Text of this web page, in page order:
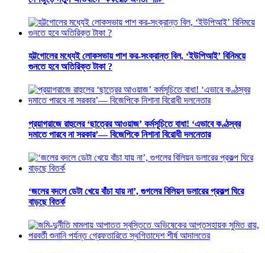
হট্টগোলের মধ্যেই লোকসভায় পাশ কর-সংক্রান্ত বিল, ‘ইউপিআই’ বিনিময়ে
গুনতে হবে অতিরিক্ত টাকা ?
প্রয়াগরাজে রাহুলের ‘ছাত্রের আওয়াজ’ কর্মসূচিতে বাধা! ‘এভাবে কণ্ঠস্বর
দমাতে পারবে না সরকার’— বিজেপিকে নিশানা বিরোধী দলনেতার
‘জলের বদলে ডেটা খেয়ে বাঁচা যায় না’, গুগলের বিলিয়ন ডলারের প্রকল্প ঘিরে
বাড়ছে বিতর্ক